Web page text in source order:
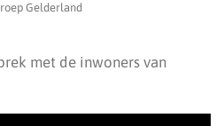
Gelderland
met de inwoners van